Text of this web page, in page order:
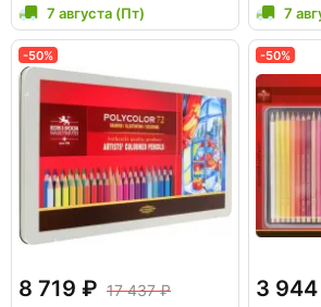
7 августа (Пт) 7
-50%
8 719
17 437
-50%
3 944